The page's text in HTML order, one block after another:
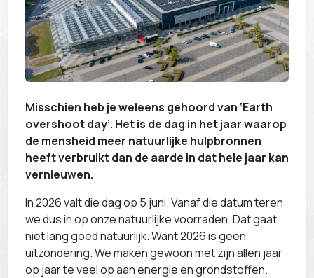
Misschien heb je weleens gehoord van ‘Earth
overshoot day’. Het is de dag in het jaar waarop
de mensheid meer natuurlijke hulpbronnen
heeft verbruikt dan de aarde in dat hele jaar kan
vernieuwen.
In 2026 valt die dag op 5 juni. Vanaf die datum teren
we dus in op onze natuurlijke voorraden. Dat gaat
niet lang goed natuurlijk. Want 2026 is geen
uitzondering. We maken gewoon met zijn allen jaar
op jaar te veel op aan energie en grondstoffen.